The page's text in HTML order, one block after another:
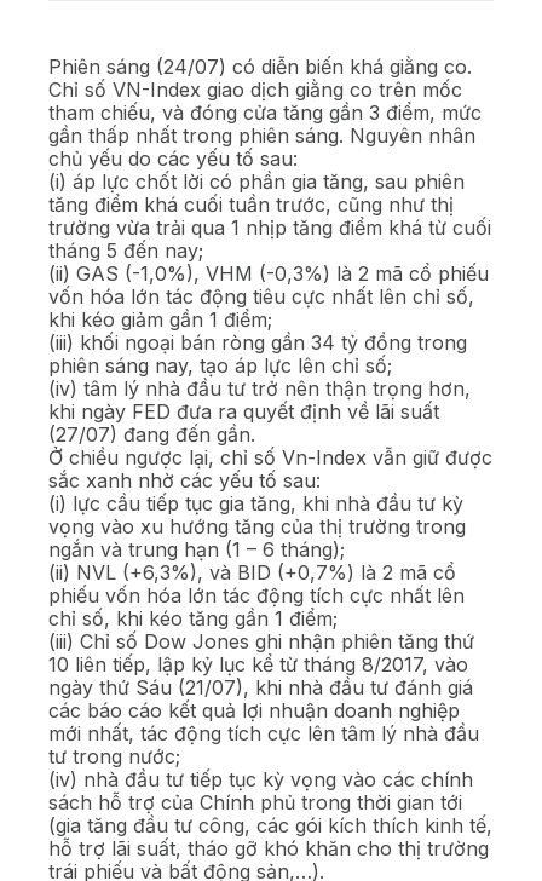
Phiên sáng (24/07) có diễn biến khá giằng co.
Chỉ số VN-Index giao dịch giằng co trên mốc
tham chiếu, và đóng cửa tăng gần 3 điểm, mức
gần thấp nhất trong phiên sáng. Nguyên nhân
chủ yếu do các yếu tố sau:
(i) áp lực chốt lời có phần gia tăng, sau phiên
tăng điểm khá cuối tuần trước, cũng như thị
trường vừa trải qua 1 nhịp tăng điểm khá từ cuối
tháng 5 đến nay;
(ii) GAS (-1,0%), VHM (-0,3%) là 2 mã cổ phiếu
vốn hóa lớn tác động tiêu cực nhất lên chỉ số,
khi kéo giảm gần 1 điểm;
(iii) khối ngoại bán ròng gần 34 tỷ đồng trong
phiên sáng nay, tạo áp lực lên chỉ số;
(iv) tâm lý nhà đầu tư trở nên thận trọng hơn,
khi ngày FED đưa ra quyết định về lãi suất
(27/07) đang đến gần.
Ở chiều ngược lại, chỉ số Vn-Index vẫn giữ được
sắc xanh nhờ các yếu tố sau:
(i) lực cầu tiếp tục gia tăng, khi nhà đầu tư kỳ
vọng vào xu hướng tăng của thị trường trong
ngắn và trung hạn (1 – 6 tháng);
(ii) NVL (+6,3%), và BID (+0,7%) là 2 mã cổ
phiếu vốn hóa lớn tác động tích cực nhất lên
chỉ số, khi kéo tăng gần 1 điểm;
(iii) Chỉ số Dow Jones ghi nhận phiên tăng thứ
10 liên tiếp, lập kỷ lục kể từ tháng 8/2017, vào
ngày thứ Sáu (21/07), khi nhà đầu tư đánh giá
các báo cáo kết quả lợi nhuận doanh nghiệp
mới nhất, tác động tích cực lên tâm lý nhà đầu
tư trong nước;
(iv) nhà đầu tư tiếp tục kỳ vọng vào các chính
sách hỗ trợ của Chính phủ trong thời gian tới
(gia tăng đầu tư công, các gói kích thích kinh tế,
hỗ trợ lãi suất, tháo gỡ khó khăn cho thị trường
trái phiếu và bất động sản,…).